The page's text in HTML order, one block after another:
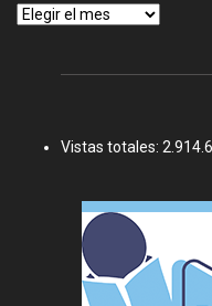
Archivos
Vistas totales: